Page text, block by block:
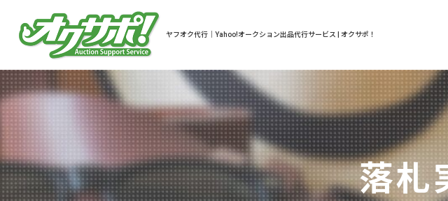
ヤフオク代行｜Yahoo!オークション出品代行サービス | オクサポ！
落札